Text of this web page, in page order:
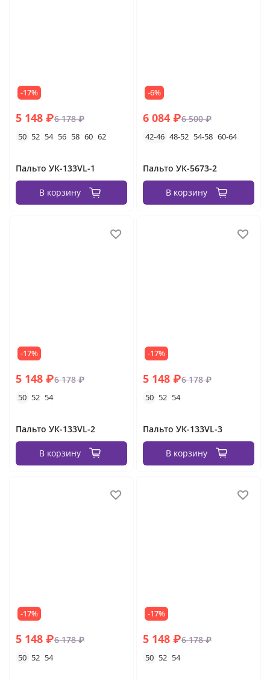
-17%
5 148 ₽6 178 ₽
50 52 54 56 58 60 62
Пальто УК-133VL-1
В корзину
-6%
6 084 ₽6 500 ₽
42-46 48-52 54-58 60-64
Пальто УК-5673-2
В корзину
-17%
5 148 ₽6 178 ₽
50 52 54
Пальто УК-133VL-2
В корзину
-17%
5 148 ₽6 178 ₽
50 52 54
Пальто УК-133VL-3
В корзину
-17%
5 148 ₽6 178 ₽
50 52 54
-17%
5 148 ₽6 178 ₽
50 52 54